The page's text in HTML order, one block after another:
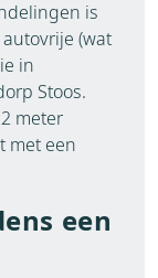
is
(wat
in
Stoos.
meter
met een
een